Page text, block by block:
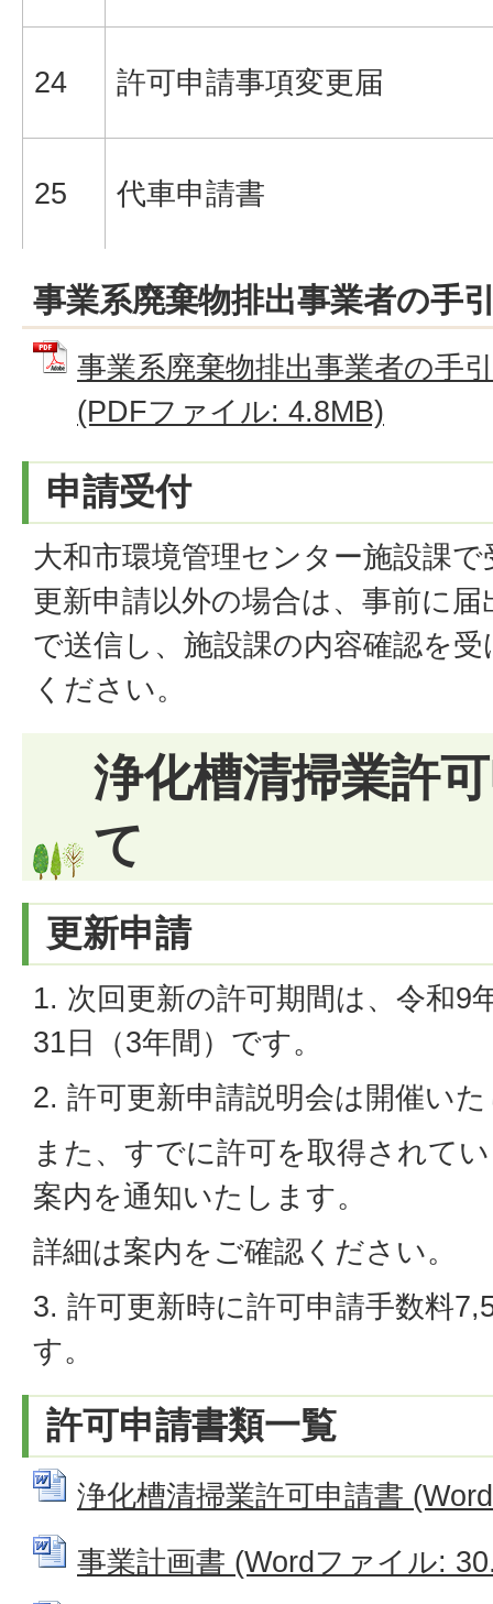
24 許可申請事項変更届
25 代車申請書
事業系廃棄物排出事業者の手
事業系廃棄物排出事業者の手
(PDFファイル: 4.8MB)
申請受付
大和市環境管理センター施設課
更新申請以外の場合は、事前に
で送信し、施設課の内容確認を
ください。
浄化槽清掃業許
て
更新申請
1. 次回更新の許可期間は、令和9
31日（3年間）です。
2. 許可更新申請説明会は開催い
また、すでに許可を取得されて
案内を通知いたします。
詳細は案内をご確認ください。
3. 許可更新時に許可申請手数料
す。
許可申請書類一覧
浄化槽清掃業許可申請書
事業計画書 (Wordファイル: